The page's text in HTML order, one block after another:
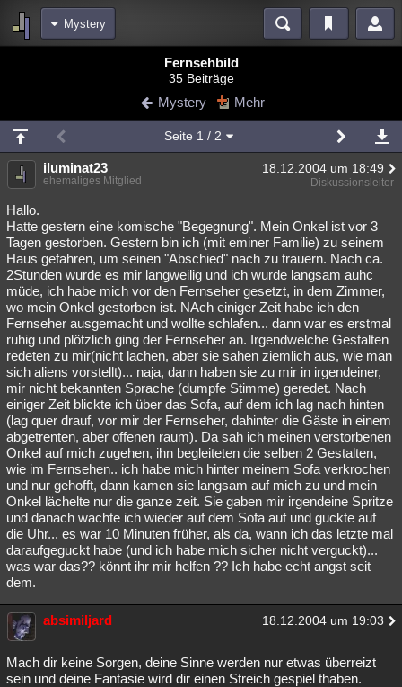
Mystery
Blogs
Chat Wiki Neuigkeiten
meine Rubriken
Menschen Wissenschaft Mystery Kriminalfälle
Spiritualität
Natur Umfragen Unterhaltung
weitere Rubriken
Philosophie Träume Orte Esoterik Literatur
Astronomie Helpdesk Gruppen Gaming Filme
Musik Clash Verbesserungen Allmystery English
Übersichten
Besucht Teilgenommen Alle Neue Geschlossen
Lesenswert Schlüsselwörter
Fernsehbild
35 Beiträge
Mystery Mehr
Seite 1 / 2
iluminat23 18.12.2004 um 18:49
ehemaliges Mitglied Diskussionsleiter
Hallo.
Hatte gestern eine komische "Begegnung". Mein Onkel ist vor 3
Tagen gestorben. Gestern bin ich (mit eminer Familie) zu seinem
Haus gefahren, um seinen "Abschied" nach zu trauern. Nach ca.
2Stunden wurde es mir langweilig und ich wurde langsam auhc
müde, ich habe mich vor den Fernseher gesetzt, in dem Zimmer,
wo mein Onkel gestorben ist. NAch einiger Zeit habe ich den
Fernseher ausgemacht und wollte schlafen... dann war es erstmal
ruhig und plötzlich ging der Fernseher an. Irgendwelche Gestalten
redeten zu mir(nicht lachen, aber sie sahen ziemlich aus, wie man
sich aliens vorstellt)... naja, dann haben sie zu mir in irgendeiner,
mir nicht bekannten Sprache (dumpfe Stimme) geredet. Nach
einiger Zeit blickte ich über das Sofa, auf dem ich lag nach hinten
(lag quer drauf, vor mir der Fernseher, dahinter die Gäste in einem
abgetrenten, aber offenen raum). Da sah ich meinen verstorbenen
Onkel auf mich zugehen, ihn begleiteten die selben 2 Gestalten,
wie im Fernsehen.. ich habe mich hinter meinem Sofa verkrochen
und nur gehofft, dann kamen sie langsam auf mich zu und mein
Onkel lächelte nur die ganze zeit. Sie gaben mir irgendeine Spritze
und danach wachte ich wieder auf dem Sofa auf und guckte auf
die Uhr... es war 10 Minuten früher, als da, wann ich das letzte mal
daraufgeguckt habe (und ich habe mich sicher nicht verguckt)...
was war das?? könnt ihr mir helfen ?? Ich habe echt angst seit
dem.
absimiljard 18.12.2004 um 19:03
Mach dir keine Sorgen, deine Sinne werden nur etwas überreizt
sein und deine Fantasie wird dir einen Streich gespiel thaben.